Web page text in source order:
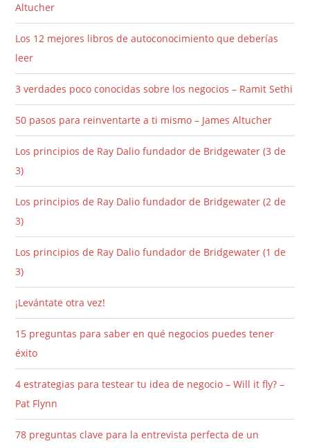
Altucher
Los 12 mejores libros de autoconocimiento que deberías
leer
3 verdades poco conocidas sobre los negocios – Ramit Sethi
50 pasos para reinventarte a ti mismo – James Altucher
Los principios de Ray Dalio fundador de Bridgewater (3 de
3)
Los principios de Ray Dalio fundador de Bridgewater (2 de
3)
Los principios de Ray Dalio fundador de Bridgewater (1 de
3)
¡Levántate otra vez!
15 preguntas para saber en qué negocios puedes tener
éxito
4 estrategias para testear tu idea de negocio – Will it fly? –
Pat Flynn
78 preguntas clave para la entrevista perfecta de un